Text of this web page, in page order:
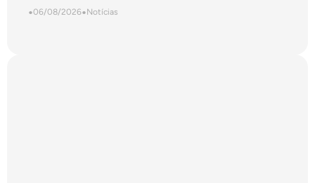
•06/08/2026•Notícias